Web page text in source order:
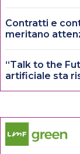
Contratti e
meritano
“Talk to the
artificiale sta